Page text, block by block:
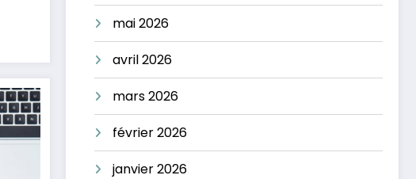
mai 2026
avril 2026
mars 2026
février 2026
janvier 2026